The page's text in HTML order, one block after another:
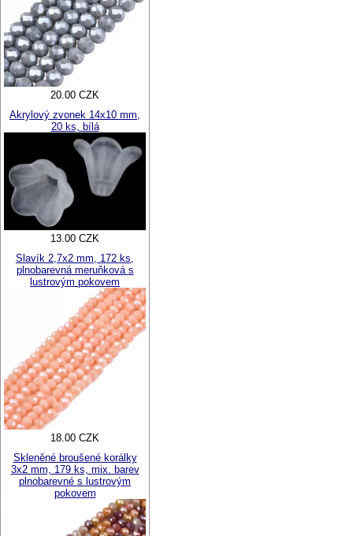
20.00 CZK
Akrylový zvonek 14x10 mm,
20 ks, bílá
13.00 CZK
Slavík 2,7x2 mm, 172 ks,
plnobarevná meruňková s
lustrovým pokovem
18.00 CZK
Skleněné broušené korálky
3x2 mm, 179 ks, mix. barev
plnobarevné s lustrovým
pokovem